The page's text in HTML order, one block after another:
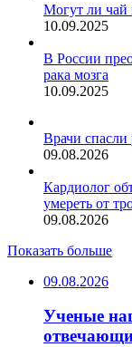
Могут ли чай
10.09.2025
В России
рака мозга
10.09.2025
Врачи спасли
09.08.2026
Кардиолог
умереть от
09.08.2026
Показать больше
09.08.2026
Ученые